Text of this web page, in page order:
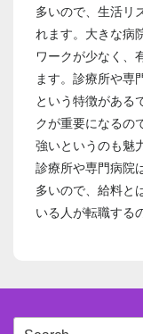
多いので、生活リ
れます。大きな病
ワークが少なく、
ます。診療所や専
という特徴がある
クが重要になるの
強いというのも魅
診療所や専門病院
多いので、給料と
いる人が転職する
Search